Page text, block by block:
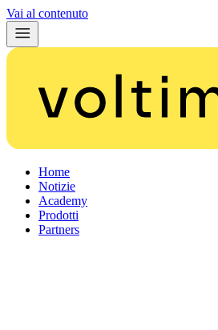
Vai al contenuto
Home
Notizie
Academy
Prodotti
Partners